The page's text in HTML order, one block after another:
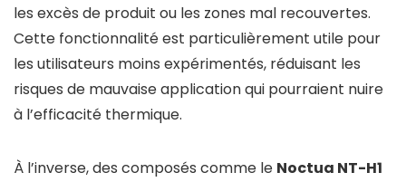
les excès de produit ou les zones mal recouvertes.
Cette fonctionnalité est particulièrement utile pour
les utilisateurs moins expérimentés, réduisant les
risques de mauvaise application qui pourraient nuire
à l’efficacité thermique.
À l’inverse, des composés comme le Noctua NT-H1